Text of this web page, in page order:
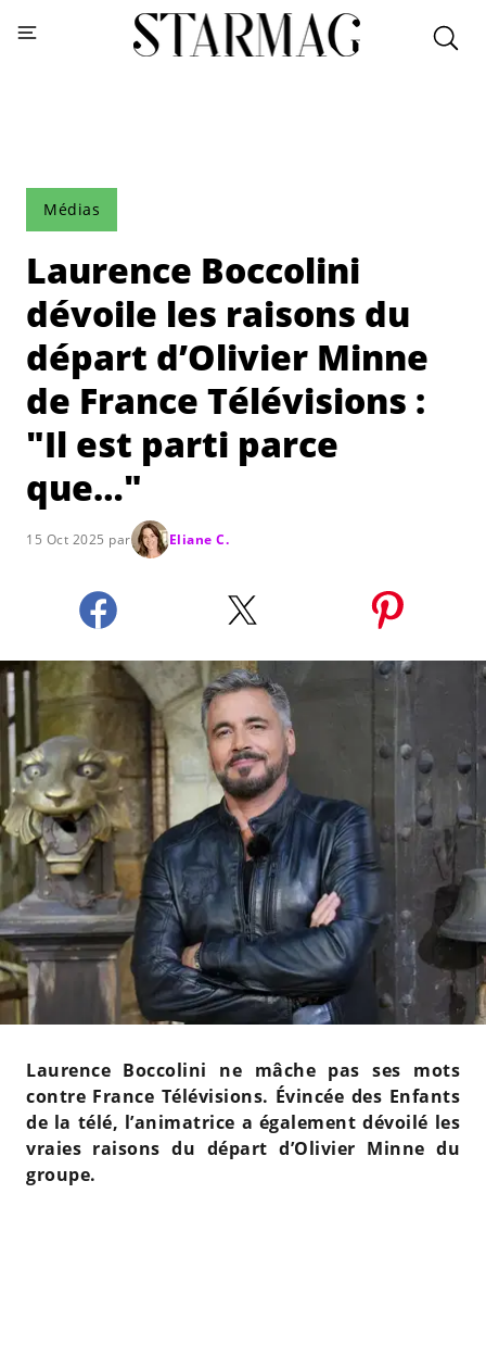
Médias
Laurence Boccolini
dévoile les raisons du
départ d’Olivier Minne
de France Télévisions :
"Il est parti parce
que…"
15 Oct 2025 par Eliane C.
Laurence Boccolini ne mâche pas ses mots
contre France Télévisions. Évincée des Enfants
de la télé, l’animatrice a également dévoilé les
vraies raisons du départ d’Olivier Minne du
groupe.